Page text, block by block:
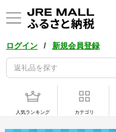
ログイン / 新規会員登録
人気ランキング カテゴリ